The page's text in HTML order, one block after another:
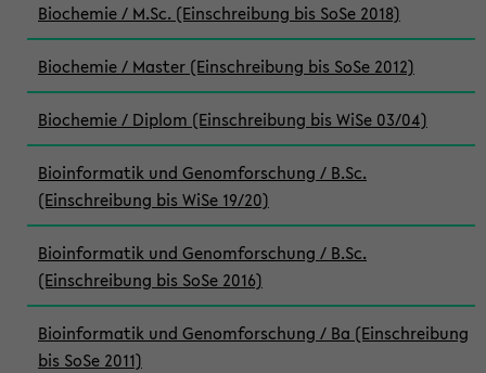
Biochemie / M.Sc. (Einschreibung bis SoSe 2018)
Biochemie / Master (Einschreibung bis SoSe 2012)
Biochemie / Diplom (Einschreibung bis WiSe 03/04)
Bioinformatik und Genomforschung / B.Sc.
(Einschreibung bis WiSe 19/20)
Bioinformatik und Genomforschung / B.Sc.
(Einschreibung bis SoSe 2016)
Bioinformatik und Genomforschung / Ba (Einschreibung
bis SoSe 2011)